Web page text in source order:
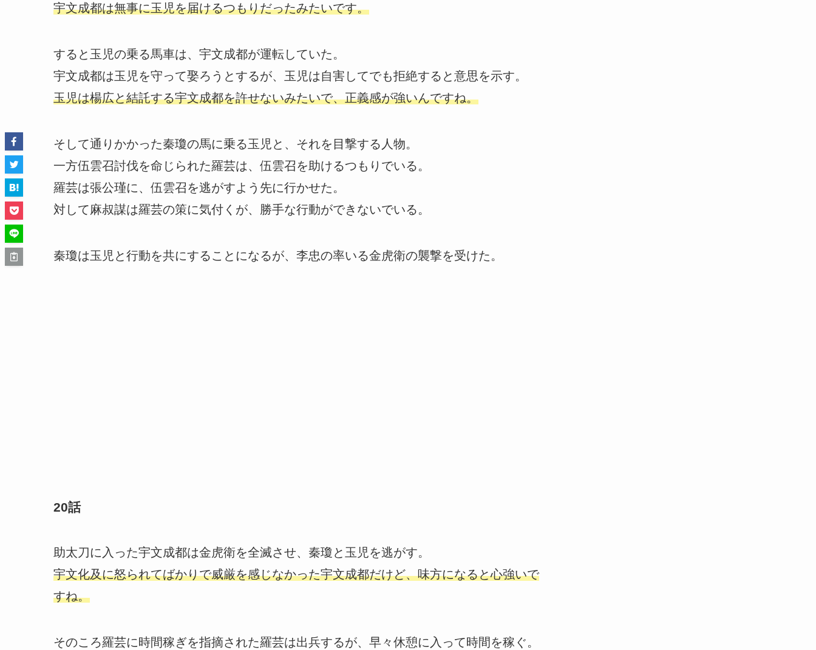
宇文成都は無事に玉児を届けるつもりだったみたいです。
すると玉児の乗る馬車は、宇文成都が運転していた。
宇文成都は玉児を守って娶ろうとするが、玉児は自害してでも拒絶すると意思を示す。
玉児は楊広と結託する宇文成都を許せないみたいで、正義感が強いんですね。
そして通りかかった秦瓊の馬に乗る玉児と、それを目撃する人物。
一方伍雲召討伐を命じられた羅芸は、伍雲召を助けるつもりでいる。
羅芸は張公瑾に、伍雲召を逃がすよう先に行かせた。
対して麻叔謀は羅芸の策に気付くが、勝手な行動ができないでいる。
秦瓊は玉児と行動を共にすることになるが、李忠の率いる金虎衛の襲撃を受けた。
20話
助太刀に入った宇文成都は金虎衛を全滅させ、秦瓊と玉児を逃がす。
宇文化及に怒られてばかりで威厳を感じなかった宇文成都だけど、味方になると心強いで
すね。
そのころ羅芸に時間稼ぎを指摘された羅芸は出兵するが、早々休憩に入って時間を稼ぐ。